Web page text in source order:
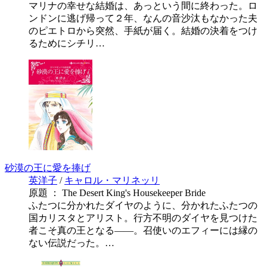
マリナの幸せな結婚は、あっという間に終わった。ロ
ンドンに逃げ帰って２年、なんの音沙汰もなかった夫
のピエトロから突然、手紙が届く。結婚の決着をつけ
るためにシチリ…
砂漠の王に愛を捧げ
英洋子 / キャロル・マリネッリ
原題 ： The Desert King's Housekeeper Bride
ふたつに分かれたダイヤのように、分かれたふたつの
国カリスタとアリスト。行方不明のダイヤを見つけた
者こそ真の王となる――。召使いのエフィーには縁の
ない伝説だった。…